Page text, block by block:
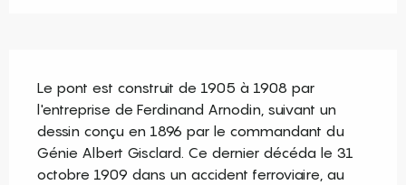
Le pont est construit de 1905 à 1908 par
l'entreprise de Ferdinand Arnodin, suivant un
dessin conçu en 1896 par le commandant du
Génie Albert Gisclard. Ce dernier décéda le 31
octobre 1909 dans un accident ferroviaire, au